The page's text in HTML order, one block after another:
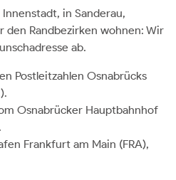
in Sanderau,
den Randbezirken wohnen: Wir
ab.
Postleitzahlen Osnabrücks
Osnabrücker Hauptbahnhof
Frankfurt am Main (FRA),